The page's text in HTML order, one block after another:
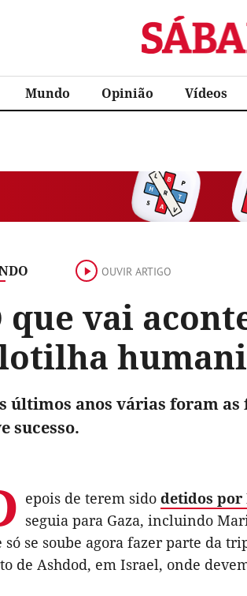
Sábado
Mundo Opinião Vídeos
OUVIR ARTIGO
que vai
últimos anos várias foram
sucesso.
epois de terem sido detidos por
seguia para Gaza, incluindo
só se soube agora fazer parte da
de Ashdod, em Israel, onde